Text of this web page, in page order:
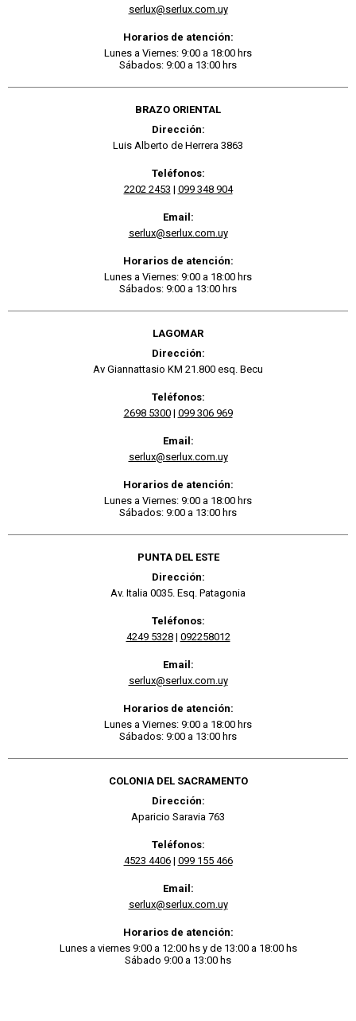
serlux@serlux.com.uy
Horarios de atención:
Lunes a Viernes: 9:00 a 18:00 hrs
Sábados: 9:00 a 13:00 hrs
BRAZO ORIENTAL
Dirección:
Luis Alberto de Herrera 3863
Teléfonos:
2202 2453 | 099 348 904
Email:
serlux@serlux.com.uy
Horarios de atención:
Lunes a Viernes: 9:00 a 18:00 hrs
Sábados: 9:00 a 13:00 hrs
LAGOMAR
Dirección:
Av Giannattasio KM 21.800 esq. Becu
Teléfonos:
2698 5300| 099 306 969
Email:
serlux@serlux.com.uy
Horarios de atención:
Lunes a Viernes: 9:00 a 18:00 hrs
Sábados: 9:00 a 13:00 hrs
PUNTA DEL ESTE
Dirección:
Av. Italia 0035. Esq. Patagonia
Teléfonos:
4249 5328| 092258012
Email:
serlux@serlux.com.uy
Horarios de atención:
Lunes a Viernes: 9:00 a 18:00 hrs
Sábados: 9:00 a 13:00 hrs
COLONIA DEL SACRAMENTO
Dirección:
Aparicio Saravia 763
Teléfonos:
4523 4406| 099 155 466
Email:
serlux@serlux.com.uy
Horarios de atención:
Lunes a viernes 9:00 a 12:00 hs y de 13:00 a 18:00 hs
Sábado 9:00 a 13:00 hs